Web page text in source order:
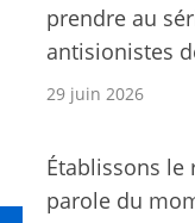
prendre au
antisionistes
29 juin 2026
Établissons
parole du